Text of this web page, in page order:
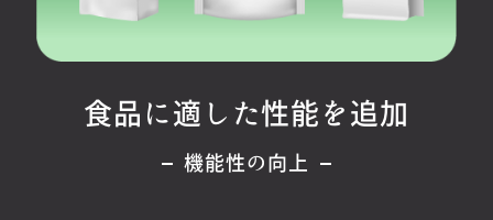
食品に適した性能を追加
機能性の向上